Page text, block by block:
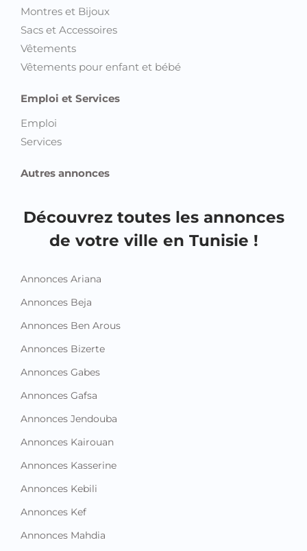
Montres et Bijoux
Sacs et Accessoires
Vêtements
Vêtements pour enfant et bébé
Emploi et Services
Emploi
Services
Autres annonces
Découvrez toutes les annonces
de votre ville en Tunisie !
Annonces Ariana
Annonces Beja
Annonces Ben Arous
Annonces Bizerte
Annonces Gabes
Annonces Gafsa
Annonces Jendouba
Annonces Kairouan
Annonces Kasserine
Annonces Kebili
Annonces Kef
Annonces Mahdia